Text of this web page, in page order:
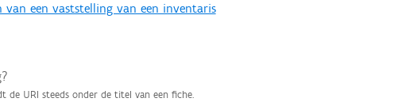
van een vaststelling van een inventaris
de URI steeds onder de titel van een fiche.